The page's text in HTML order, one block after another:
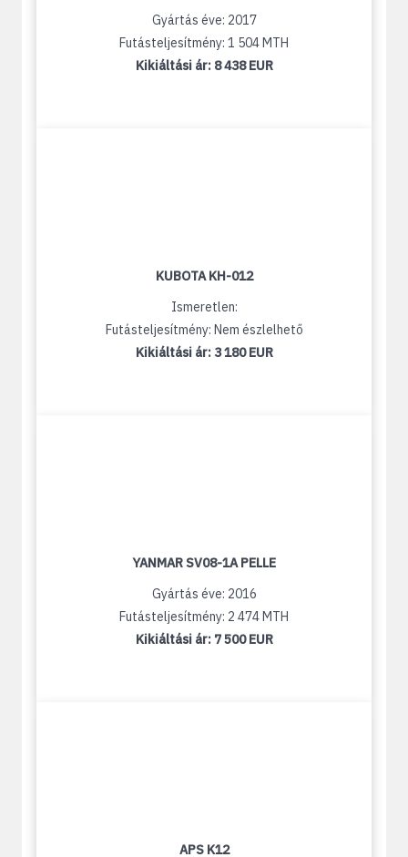
Gyártás éve: 2017
Futásteljesítmény: 1 504 MTH
Kikiáltási ár: 8 438 EUR
KUBOTA KH-012
Ismeretlen:
Futásteljesítmény: Nem észlelhető
Kikiáltási ár: 3 180 EUR
YANMAR SV08-1A PELLE
Gyártás éve: 2016
Futásteljesítmény: 2 474 MTH
Kikiáltási ár: 7 500 EUR
APS K12